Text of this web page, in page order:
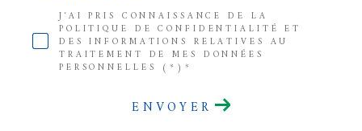
J'AI PRIS CONNAISSANCE DE LA
POLITIQUE DE CONFIDENTIALITÉ ET
DES INFORMATIONS RELATIVES AU
TRAITEMENT DE MES DONNÉES
PERSONNELLES (*)*
ENVOYER